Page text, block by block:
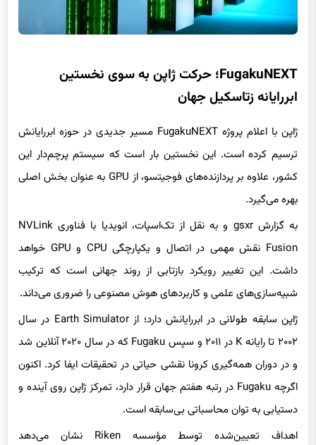
FugakuNEXT؛ حرکت ژاپن به سوی نخستین
ابررایانه زتاسکیل جهان
ژاپن با اعلام پروژه FugakuNEXT مسیر جدیدی در حوزه ابررایانش
ترسیم کرده است. این نخستین بار است که سیستم پرچم‌دار این
کشور، علاوه بر پردازنده‌های فوجیتسو، از GPU به عنوان بخش اصلی
بهره می‌گیرد.
به گزارش gsxr و به نقل از تک‌اسپات، انویدیا با فناوری NVLink
Fusion نقش مهمی در اتصال و یکپارچگی CPU و GPU خواهد
داشت. این تغییر رویکرد بازتابی از روند جهانی است که ترکیب
شبیه‌سازی‌های علمی و کاربردهای هوش مصنوعی را ضروری می‌داند.
ژاپن سابقه طولانی در ابررایانش دارد؛ از Earth Simulator در سال
۲۰۰۲ تا رایانه K در ۲۰۱۱ و سپس Fugaku که در سال ۲۰۲۰ آنلاین شد
و در دوران همه‌گیری کرونا نقشی حیاتی در تحقیقات ایفا کرد. اکنون
اگرچه Fugaku در رتبه هفتم جهان قرار دارد، تمرکز ژاپن روی آینده و
دستیابی به توان محاسباتی بی‌سابقه است.
اهداف تعیین‌شده توسط مؤسسه Riken نشان می‌دهد